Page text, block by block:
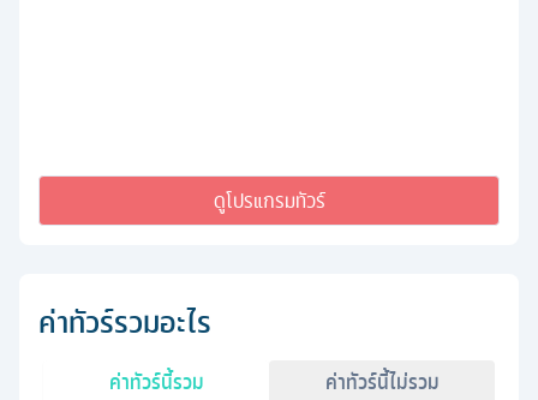
ดูโปรแกรมทัวร์
ค่าทัวร์รวมอะไร
ค่าทัวร์นี้รวม ค่าทัวร์นี้ไม่รวม